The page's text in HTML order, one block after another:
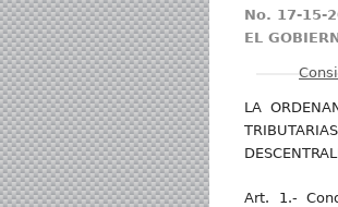
No. 17-15-
EL
LA
Art. 1.-